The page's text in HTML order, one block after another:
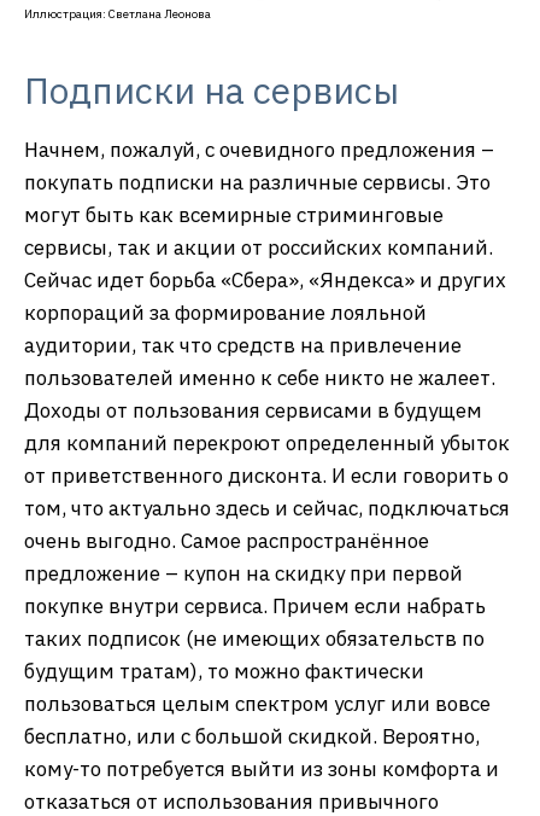
Иллюстрация: Светлана Леонова
Подписки на сервисы
Начнем, пожалуй, с очевидного предложения –
покупать подписки на различные сервисы. Это
могут быть как всемирные стриминговые
сервисы, так и акции от российских компаний.
Сейчас идет борьба «Сбера», «Яндекса» и других
корпораций за формирование лояльной
аудитории, так что средств на привлечение
пользователей именно к себе никто не жалеет.
Доходы от пользования сервисами в будущем
для компаний перекроют определенный убыток
от приветственного дисконта. И если говорить о
том, что актуально здесь и сейчас, подключаться
очень выгодно. Самое распространённое
предложение – купон на скидку при первой
покупке внутри сервиса. Причем если набрать
таких подписок (не имеющих обязательств по
будущим тратам), то можно фактически
пользоваться целым спектром услуг или вовсе
бесплатно, или с большой скидкой. Вероятно,
кому-то потребуется выйти из зоны комфорта и
отказаться от использования привычного